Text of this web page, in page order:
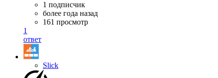
1 подписчик
более года назад
161 просмотр
1
ответ
Slick